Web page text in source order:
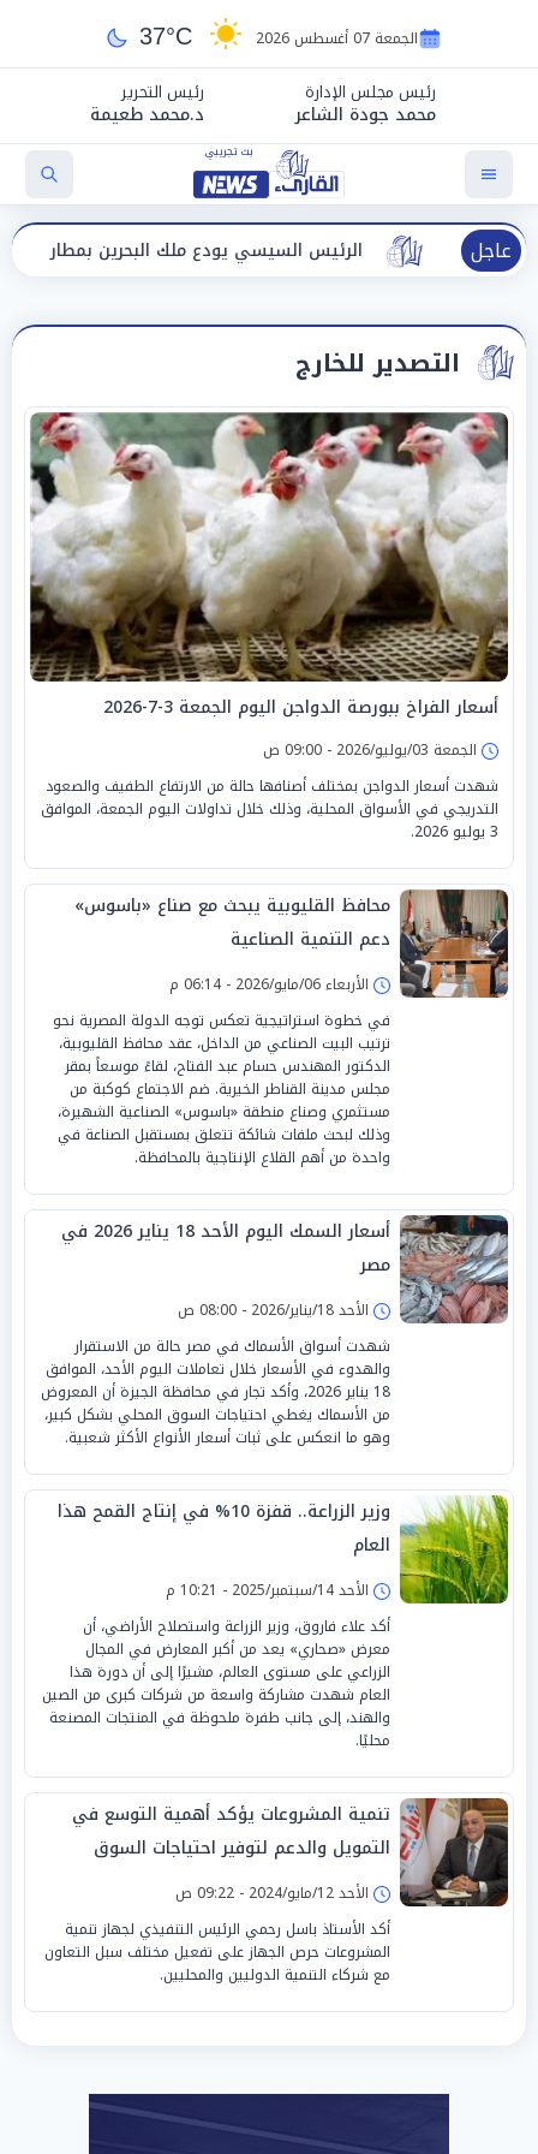
الجمعة 07 أغسطس 2026 37°C
رئيس مجلس الإدارة
محمد جودة الشاعر
رئيس التحرير
د.محمد طعيمة
عاجل الرئيس السيسي يودع ملك البحرين بمطار العلمين بعد
التصدير للخارج
أسعار الفراخ ببورصة الدواجن اليوم الجمعة 3-7-2026
الجمعة 03/يوليو/2026 - 09:00 ص
شهدت أسعار الدواجن بمختلف أصنافها حالة من الارتفاع الطفيف والصعود
التدريجي في الأسواق المحلية، وذلك خلال تداولات اليوم الجمعة، الموافق
3 يوليو 2026.
محافظ القليوبية يبحث مع صناع «باسوس»
دعم التنمية الصناعية
الأربعاء 06/مايو/2026 - 06:14 م
في خطوة استراتيجية تعكس توجه الدولة المصرية نحو
ترتيب البيت الصناعي من الداخل، عقد محافظ القليوبية،
الدكتور المهندس حسام عبد الفتاح، لقاءً موسعاً بمقر
مجلس مدينة القناطر الخيرية. ضم الاجتماع كوكبة من
مستثمري وصناع منطقة «باسوس» الصناعية الشهيرة،
وذلك لبحث ملفات شائكة تتعلق بمستقبل الصناعة في
واحدة من أهم القلاع الإنتاجية بالمحافظة.
أسعار السمك اليوم الأحد 18 يناير 2026 في
مصر
الأحد 18/يناير/2026 - 08:00 ص
شهدت أسواق الأسماك في مصر حالة من الاستقرار
والهدوء في الأسعار خلال تعاملات اليوم الأحد، الموافق
18 يناير 2026، وأكد تجار في محافظة الجيزة أن المعروض
من الأسماك يغطي احتياجات السوق المحلي بشكل كبير،
وهو ما انعكس على ثبات أسعار الأنواع الأكثر شعبية.
وزير الزراعة.. قفزة 10% في إنتاج القمح هذا
العام
الأحد 14/سبتمبر/2025 - 10:21 م
أكد علاء فاروق، وزير الزراعة واستصلاح الأراضي، أن
معرض «صحاري» يعد من أكبر المعارض في المجال
الزراعي على مستوى العالم، مشيرًا إلى أن دورة هذا
العام شهدت مشاركة واسعة من شركات كبرى من الصين
والهند، إلى جانب طفرة ملحوظة في المنتجات المصنعة
محليًا.
تنمية المشروعات يؤكد أهمية التوسع في
التمويل والدعم لتوفير احتياجات السوق
المصري
الأحد 12/مايو/2024 - 09:22 ص
أكد الأستاذ باسل رحمي الرئيس التنفيذي لجهاز تنمية
المشروعات حرص الجهاز على تفعيل مختلف سبل التعاون
مع شركاء التنمية الدوليين والمحليين.